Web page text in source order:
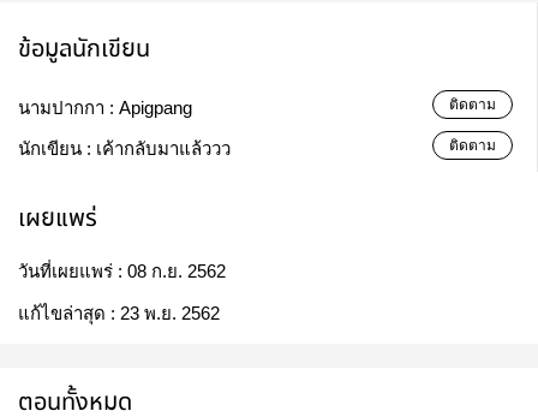
ข้อมูลนักเขียน
นามปากกา : Apigpang ติดตาม
นักเขียน : เค้ากลับมาแล้ววว ติดตาม
เผยแพร่
วันที่เผยแพร่ : 08 ก.ย. 2562
แก้ไขล่าสุด : 23 พ.ย. 2562
ตอนทั้งหมด